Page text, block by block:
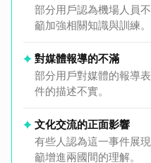
部分用戶認為機場人員
籲加強相關知識與訓練。
對媒體報導的不滿
部分用戶對媒體的報導
件的描述不實。
文化交流的正面影響
有些人認為這一事件展
籲增進兩國間的理解。